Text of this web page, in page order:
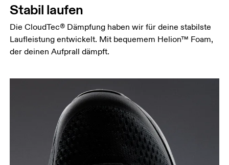
Stabil laufen
Die CloudTec® Dämpfung haben wir für deine stabilste
Laufleistung entwickelt. Mit bequemem Helion™ Foam,
der deinen Aufprall dämpft.